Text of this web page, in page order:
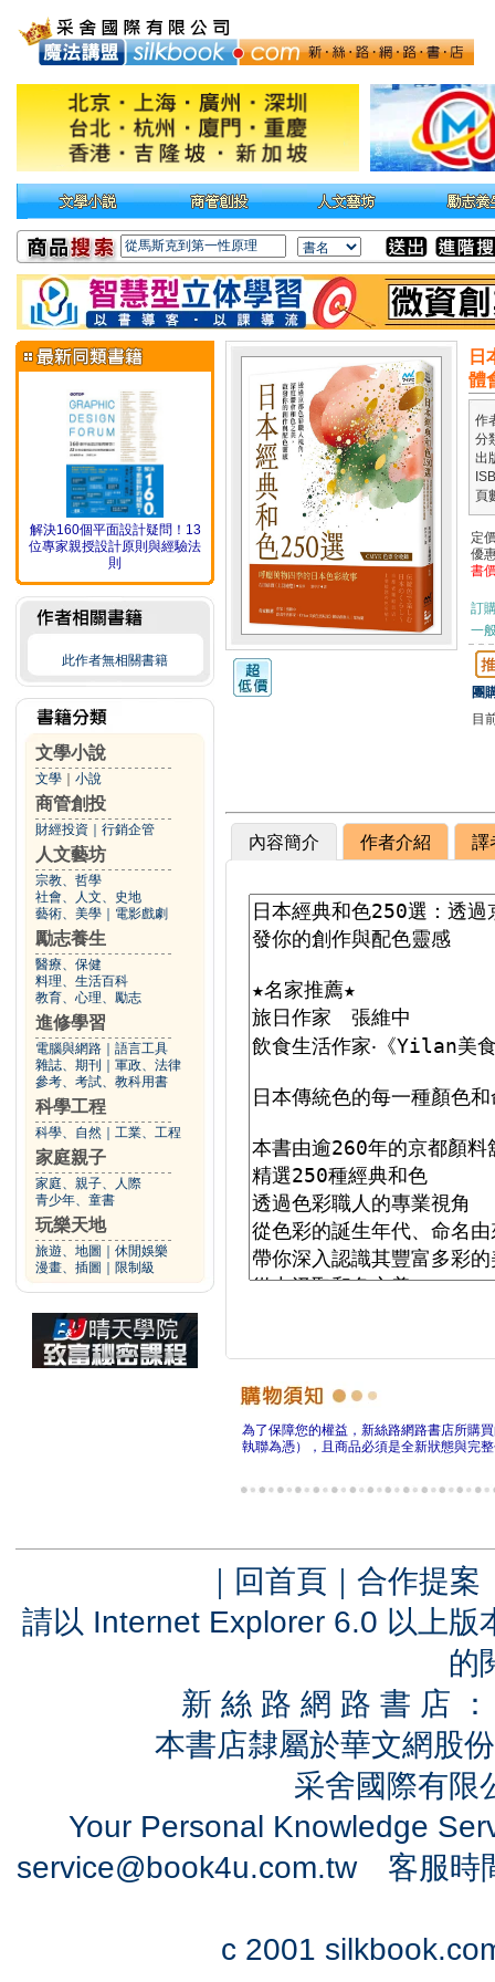
解決160個平面設計疑問！13
位專家親授設計原則與經驗法
則
此作者無相關書籍
文學小說
文學 小說
商管創投
財經投資 行銷企管
人文藝坊
宗教、哲學
社會、人文、史地
藝術、美學
電影戲劇
勵志養生
醫療、保健
料理、生活百科
教育、心理、勵志
進修學習
電腦與網路
語言工具
雜誌、期刊
軍政、法律
參考、考試、教科用書
科學工程
科學、自然 工業、工程
家庭親子
家庭、親子、人際
青少年、童書
玩樂天地
旅遊、地圖
休閒娛樂
漫畫、插圖
限制級
日
體
作
分
出
頁
定
優
書
訂
一
團
目
內容簡介 作者介紹 譯
為了保障您的權益，新絲路網路書店所購
執聯為憑），且商品必須是全新狀態與完
｜ 回首頁 ｜ 合作提案
請以 Internet Explorer 6.0 以上
的
新 絲 路 網 路 書 店
本書店隸屬於華文網股
采舍國際有
Your Personal Knowledge
service@book4u.com.tw客服時
c 2001